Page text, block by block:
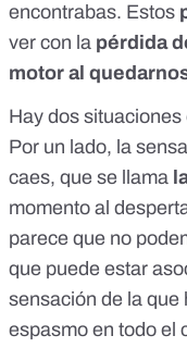
encontrabas. Estos
ver con la pérdida
motor al
Hay dos
Por un lado, la
caes, que se llama
momento al
parece que no
que puede estar
sensación de la que
espasmo en todo el